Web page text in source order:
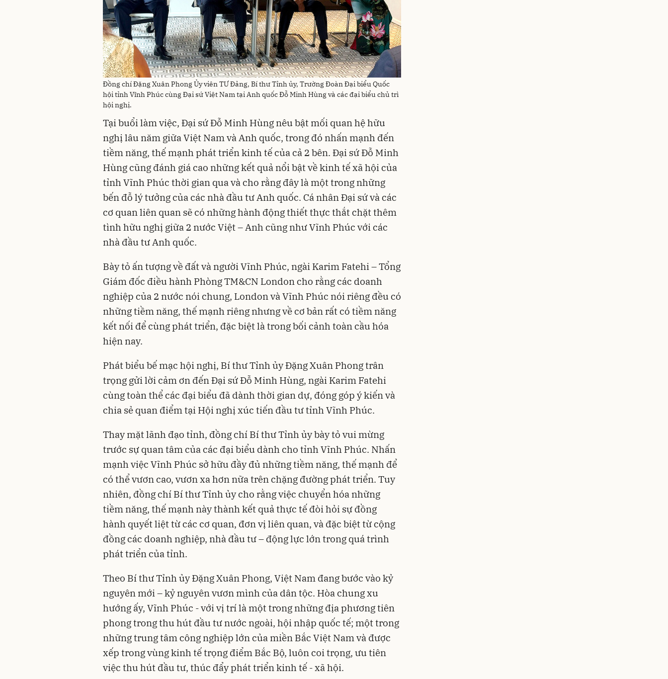
Đồng chí Đặng Xuân Phong Ủy viên TƯ Đảng, Bí thư Tỉnh ủy, Trường Đoàn Đại biểu Quốc
hội tỉnh Vĩnh Phúc cùng Đại sứ Việt Nam tại Anh quốc Đỗ Minh Hùng và các đại biểu chủ trì
hội nghị.
Tại buổi làm việc, Đại sứ Đỗ Minh Hùng nêu bật mối quan hệ hữu
nghị lâu năm giữa Việt Nam và Anh quốc, trong đó nhấn mạnh đến
tiềm năng, thế mạnh phát triển kinh tế của cả 2 bên. Đại sứ Đỗ Minh
Hùng cũng đánh giá cao những kết quả nổi bật về kinh tế xã hội của
tỉnh Vĩnh Phúc thời gian qua và cho rằng đây là một trong những
bến đỗ lý tưởng của các nhà đầu tư Anh quốc. Cá nhân Đại sứ và các
cơ quan liên quan sẽ có những hành động thiết thực thắt chặt thêm
tình hữu nghị giữa 2 nước Việt – Anh cũng như Vĩnh Phúc với các
nhà đầu tư Anh quốc.
Bày tỏ ấn tượng về đất và người Vĩnh Phúc, ngài Karim Fatehi – Tổng
Giám đốc điều hành Phòng TM&CN London cho rằng các doanh
nghiệp của 2 nước nói chung, London và Vĩnh Phúc nói riêng đều có
những tiềm năng, thế mạnh riêng nhưng về cơ bản rất có tiềm năng
kết nối để cùng phát triển, đặc biệt là trong bối cảnh toàn cầu hóa
hiện nay.
Phát biểu bế mạc hội nghị, Bí thư Tỉnh ủy Đặng Xuân Phong trân
trọng gửi lời cảm ơn đến Đại sứ Đỗ Minh Hùng, ngài Karim Fatehi
cùng toàn thể các đại biểu đã dành thời gian dự, đóng góp ý kiến và
chia sẻ quan điểm tại Hội nghị xúc tiến đầu tư tỉnh Vĩnh Phúc.
Thay mặt lãnh đạo tỉnh, đồng chí Bí thư Tỉnh ủy bày tỏ vui mừng
trước sự quan tâm của các đại biểu dành cho tỉnh Vĩnh Phúc. Nhấn
mạnh việc Vĩnh Phúc sở hữu đầy đủ những tiềm năng, thế mạnh để
có thể vươn cao, vươn xa hơn nữa trên chặng đường phát triển. Tuy
nhiên, đồng chí Bí thư Tỉnh ủy cho rằng việc chuyển hóa những
tiềm năng, thế mạnh này thành kết quả thực tế đòi hỏi sự đồng
hành quyết liệt từ các cơ quan, đơn vị liên quan, và đặc biệt từ cộng
đồng các doanh nghiệp, nhà đầu tư – động lực lớn trong quá trình
phát triển của tỉnh.
Theo Bí thư Tỉnh ủy Đặng Xuân Phong, Việt Nam đang bước vào kỷ
nguyên mới – kỷ nguyên vươn mình của dân tộc. Hòa chung xu
hướng ấy, Vĩnh Phúc - với vị trí là một trong những địa phương tiên
phong trong thu hút đầu tư nước ngoài, hội nhập quốc tế; một trong
những trung tâm công nghiệp lớn của miền Bắc Việt Nam và được
xếp trong vùng kinh tế trọng điểm Bắc Bộ, luôn coi trọng, ưu tiên
việc thu hút đầu tư, thúc đẩy phát triển kinh tế - xã hội.